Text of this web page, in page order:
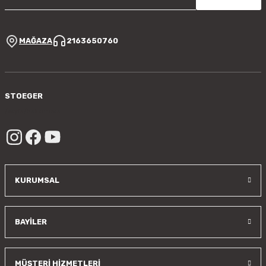
MAĞAZA 2163650760
STOEGER
KURUMSAL
BAYİLER
MÜŞTERİ HİZMETLERİ